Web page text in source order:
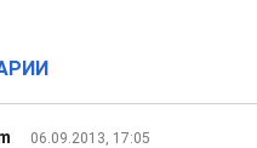
06.09.2013, 17:05